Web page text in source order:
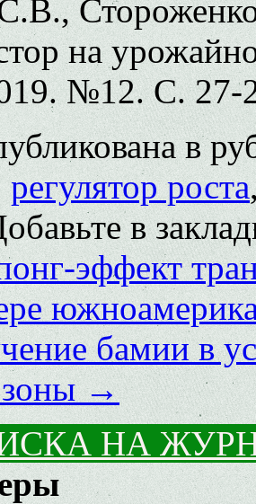
на
№12. С. 27-
в
регулятор роста
в
эффект
бамии в
зоны→
НА